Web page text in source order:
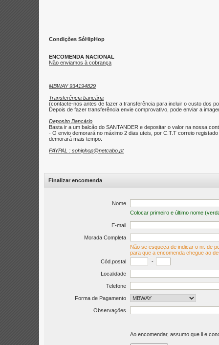
Condições SóHipHop
ENCOMENDA NACIONAL
Não enviamos à cobrança
MBWAY 934194829
Transferência bancária
(contacte-nos antes de fazer a transferência para incluir o custo dos
Depois de fazer transferência envie comprovativo, pode enviar a
Deposito Bancário
Basta ir a um balcão do SANTANDER e depositar o valor na nossa
- O envio demorará no máximo 2 dias uteis, por C.T.T correio
demorará mais tempo.
PAYPAL : sohiphop@netcabo.pt
Finalizar encomenda
Nome
Colocar primeiro e último nome
E-mail
Morada Completa
Não se esqueça de indicar o nr. de
para que a encomenda chegue ao
Cód.postal
-
Localidade
Telefone
Forma de Pagamento
Observações
Ao encomendar, assumo que li e